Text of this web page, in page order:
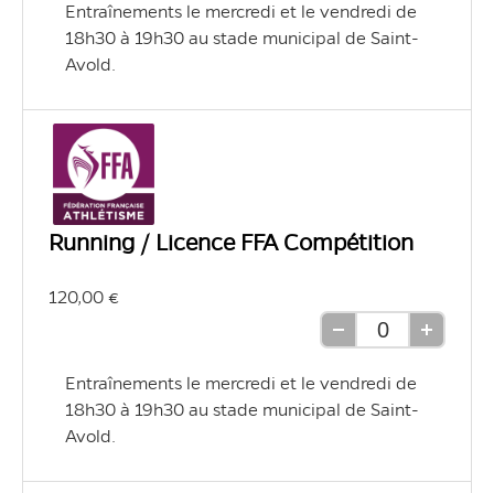
unité
Entraînements le mercredi et le vendredi de
18h30 à 19h30 au stade municipal de Saint-
Avold.
Running / Licence FFA Compétition
120,00 €
Retirer
unité
Ajouter
Entraînements le mercredi et le vendredi de
18h30 à 19h30 au stade municipal de Saint-
Avold.